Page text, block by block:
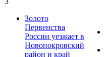
Золото
Первенства
России уезжает в
Новопокровский
район и край